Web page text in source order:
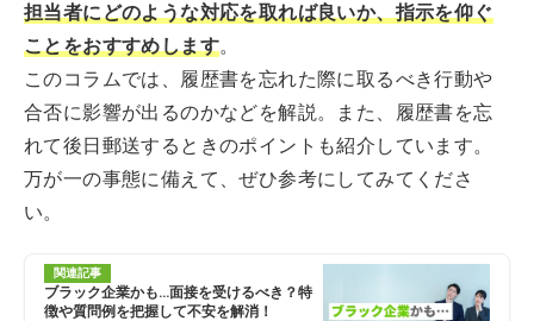
担当者にどのような対応を取れば良いか、指示を仰ぐ
ことをおすすめします。
このコラムでは、履歴書を忘れた際に取るべき行動や
合否に影響が出るのかなどを解説。また、履歴書を忘
れて後日郵送するときのポイントも紹介しています。
万が一の事態に備えて、ぜひ参考にしてみてくださ
い。
関連記事
ブラック企業かも…面接を受けるべき？特
徴や質問例を把握して不安を解消！